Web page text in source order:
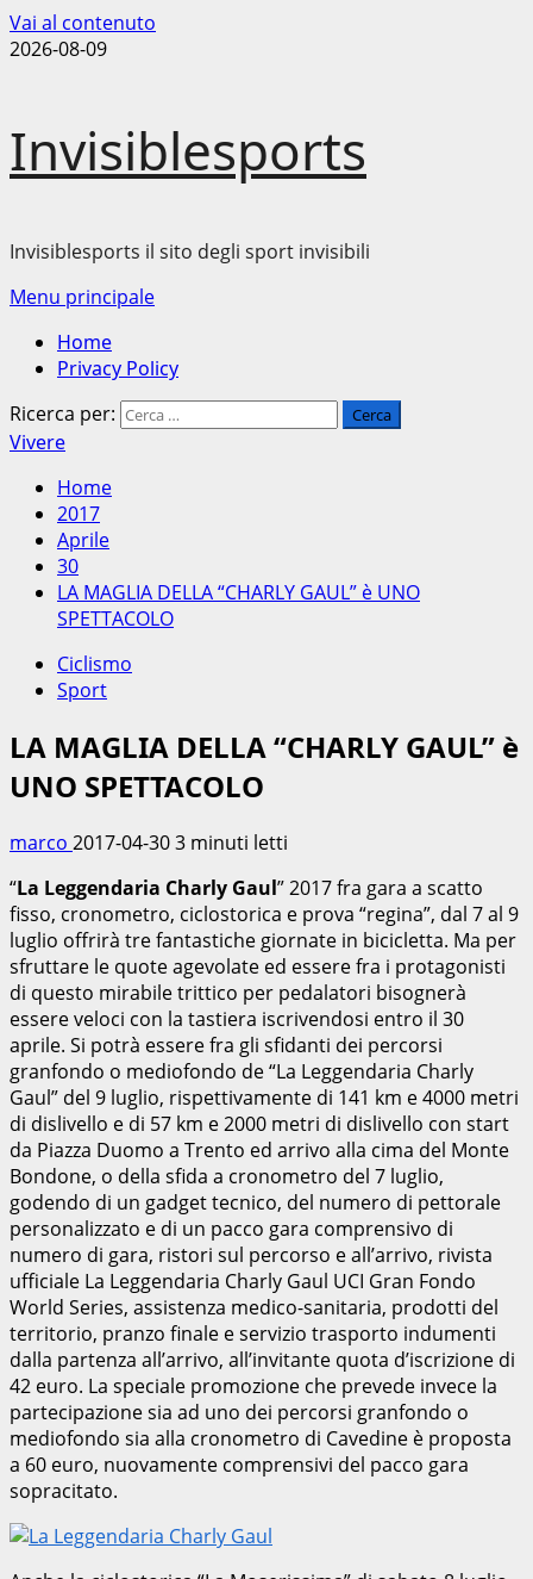
Vai al contenuto
2026-08-09
Invisiblesports
Invisiblesports il sito degli sport invisibili
Menu principale
Home
Privacy Policy
Ricerca per:
Vivere
Home
2017
Aprile
30
LA MAGLIA DELLA “CHARLY GAUL” è UNO
SPETTACOLO
Ciclismo
Sport
LA MAGLIA DELLA “CHARLY GAUL” è
UNO SPETTACOLO
marco 2017-04-303 minuti letti
“La Leggendaria Charly Gaul” 2017 fra gara a scatto
fisso, cronometro, ciclostorica e prova “regina”, dal 7 al 9
luglio offrirà tre fantastiche giornate in bicicletta. Ma per
sfruttare le quote agevolate ed essere fra i protagonisti
di questo mirabile trittico per pedalatori bisognerà
essere veloci con la tastiera iscrivendosi entro il 30
aprile. Si potrà essere fra gli sfidanti dei percorsi
granfondo o mediofondo de “La Leggendaria Charly
Gaul” del 9 luglio, rispettivamente di 141 km e 4000 metri
di dislivello e di 57 km e 2000 metri di dislivello con start
da Piazza Duomo a Trento ed arrivo alla cima del Monte
Bondone, o della sfida a cronometro del 7 luglio,
godendo di un gadget tecnico, del numero di pettorale
personalizzato e di un pacco gara comprensivo di
numero di gara, ristori sul percorso e all’arrivo, rivista
ufficiale La Leggendaria Charly Gaul UCI Gran Fondo
World Series, assistenza medico-sanitaria, prodotti del
territorio, pranzo finale e servizio trasporto indumenti
dalla partenza all’arrivo, all’invitante quota d’iscrizione di
42 euro. La speciale promozione che prevede invece la
partecipazione sia ad uno dei percorsi granfondo o
mediofondo sia alla cronometro di Cavedine è proposta
a 60 euro, nuovamente comprensivi del pacco gara
sopracitato.